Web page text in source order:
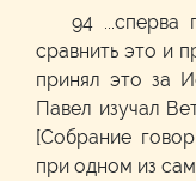
94 ...сперва
сравнить это и
принял это за
Павел изучал
[Собрание
при одном из